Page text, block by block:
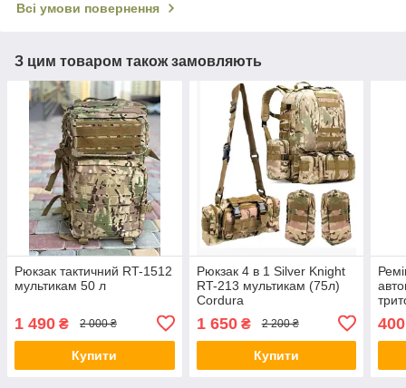
Всі умови повернення
З цим товаром також замовляють
Рюкзак тактичний RT-1512
мультикам 50 л
1 490 ₴ 2 000 ₴
Купити
Рюкзак 4 в 1 Silver Knight
RT-213 мультикам (75л)
Cordura
1 650₴ 2 200 ₴
Купити
400